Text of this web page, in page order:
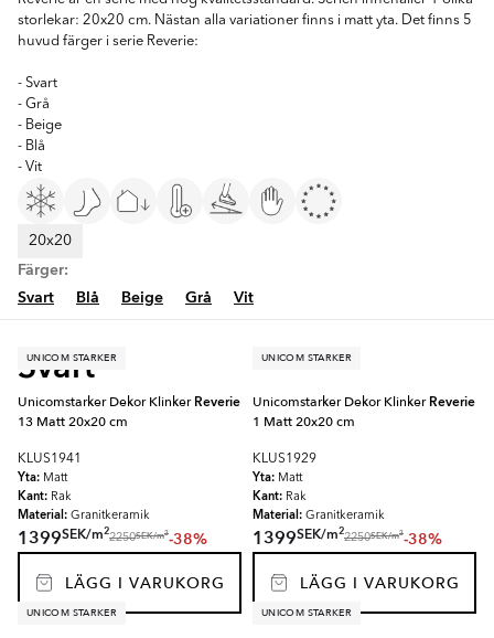
storlekar: 20x20 cm. Nästan alla variationer finns i matt yta. Det finns 5
huvud färger i serie Reverie:
- Svart
- Grå
- Beige
- Blå
- Vit
20x20
Färger:
Svart
Blå Beige Grå Vit
Svart
UNICOM STARKER
Unicomstarker Dekor KlinkerReverie
13 Matt 20x20 cm
KLUS1941
Yta: Matt
Kant: Rak
Material: Granitkeramik
1399SEK/m2
2250SEK/m2-38%
LÄGG I VARUKORG
UNICOM STARKER
Unicomstarker Dekor KlinkerReverie
1 Matt 20x20 cm
KLUS1929
Yta: Matt
Kant: Rak
Material: Granitkeramik
1399SEK/m2
2250SEK/m2-38%
LÄGG I VARUKORG
UNICOM STARKER UNICOM STARKER